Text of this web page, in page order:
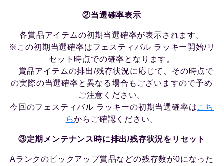
②当選確率表示
各賞品アイテムの初期当選確率が表示されます。
※この初期当選確率はフェスティバル ラッキー開始/リ
セット時点での確率となります。
賞品アイテムの排出/残存状況に応じて、その時点で
の実際の当選確率と異なる場合もございますので予め
ご注意ください。
今回のフェスティバル ラッキーの初期当選確率はこち
らからご確認ください。
③定期メンテナンス時に排出/残存状況をリセット
Aランクのピックアップ賞品などの残存数が0になった